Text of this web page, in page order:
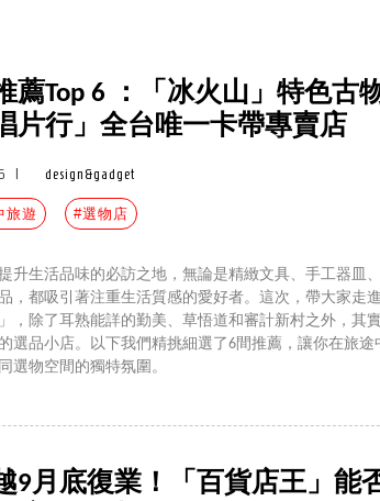
薦Top 6 ：「冰火山」特色古
片行」全台唯一卡帶專賣店
design&gadget
旅遊 #選物店
升生活品味的必訪之地，無論是精緻文具、手工器皿
，都吸引著注重生活質感的愛好者。這次，帶大家走
，除了耳熟能詳的勤美、草悟道和審計新村之外，其
選品小店。以下我們精挑細選了6間推薦，讓你在旅途
選物空間的獨特氛圍。
9月底復業！「百貨店王」能